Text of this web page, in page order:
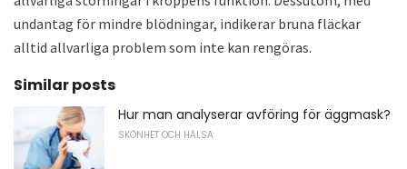
undantag för mindre blödningar, indikerar bruna fläckar
alltid allvarliga problem som inte kan rengöras.
Similar posts
Hur man analyserar avföring för äggmask?
SKÖNHET OCH HÄLSA